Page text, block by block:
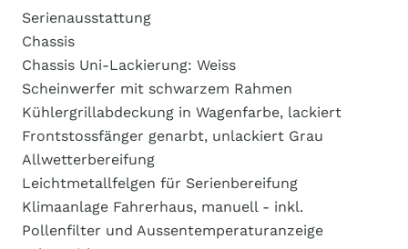
Serienausstattung
Chassis
Chassis Uni-Lackierung: Weiss
Scheinwerfer mit schwarzem Rahmen
Kühlergrillabdeckung in Wagenfarbe, lackiert
Frontstossfänger genarbt, unlackiert Grau
Allwetterbereifung
Leichtmetallfelgen für Serienbereifung
Klimaanlage Fahrerhaus, manuell - inkl.
Pollenfilter und Aussentemperaturanzeige